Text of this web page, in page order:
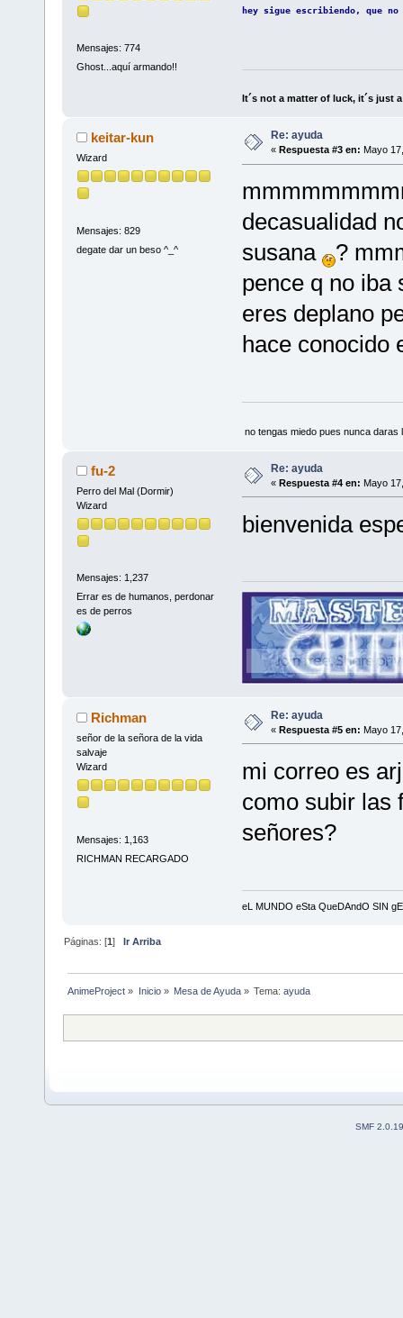
Mensajes: 774
Ghost...aquí armando!!
hey sigue escribiendo, que no
It´s not a matter of luck, it´s just
keitar-kun
Wizard
Mensajes: 829
degate dar un beso ^_^
Re: ayuda
« Respuesta #3 en: Mayo
decasualidad
susana
?
pence q no iba
eres deplano
hace conocido
no tengas miedo pues nunca daras
fu-2
Perro del Mal (Dormir)
Wizard
Mensajes: 1,237
Errar es de humanos, perdonar
es de perros
Re: ayuda
« Respuesta #4 en: Mayo
bienvenida
Richman
señor de la señora de la vida
salvaje
Wizard
Mensajes: 1,163
RICHMAN RECARGADO
Re: ayuda
« Respuesta #5 en: Mayo
mi correo es
como subir las
señores?
eL MUNDO eSta QueDAndO SIN
Páginas: [1] Ir Arriba
AnimeProject » Inicio» Mesa de Ayuda» Tema:ayuda
SMF 2.0.19